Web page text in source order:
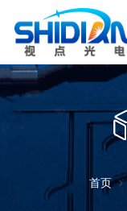
首页